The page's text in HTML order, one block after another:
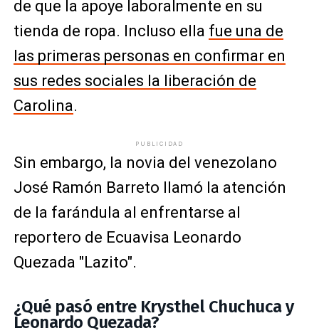
de que la apoye laboralmente en su
tienda de ropa. Incluso ella fue una de
las primeras personas en confirmar en
sus redes sociales la liberación de
Carolina.
PUBLICIDAD
Sin embargo, la novia del venezolano
José Ramón Barreto llamó la atención
de la farándula al enfrentarse al
reportero de Ecuavisa Leonardo
Quezada "Lazito".
¿Qué pasó entre Krysthel Chuchuca y
Leonardo Quezada?